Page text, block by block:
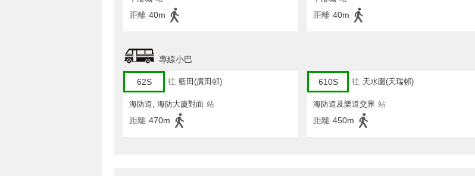
距離 40m 距離 40m
專線小巴
62S 往 藍田(廣田邨)
海防道, 海防大廈對面 站
距離 470m
610S 往 天水圍(天瑞邨)
海防道及樂道交界 站
距離 450m